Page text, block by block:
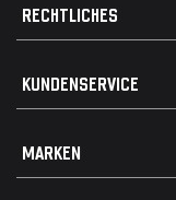
RECHTLICHES
Widerrufsrecht
Vertrag widerrufen
KUNDENSERVICE
MARKEN